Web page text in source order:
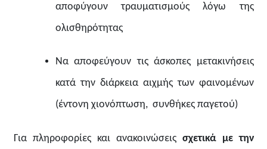
αποφύγουν τραυματισμούς λόγω της
ολισθηρότητας
Να αποφεύγουν τις άσκοπες μετακινήσεις
κατά την διάρκεια αιχμής των φαινομένων
(έντονη χιονόπτωση, συνθήκες παγετού)
Για πληροφορίες και ανακοινώσεις σχετικά με την